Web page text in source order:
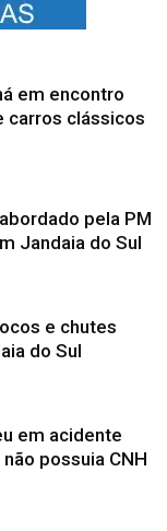
em encontro
carros clássicos
pela PM
Jandaia do Sul
e chutes
do Sul
em acidente
possuia CNH